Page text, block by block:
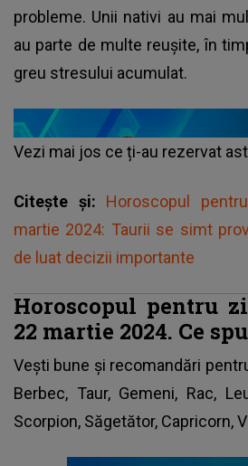
probleme. Unii nativi au mai
au parte de multe reușite, în
greu stresului acumulat.
Vezi mai jos ce ți-au rezervat
Citește și: Horoscopul
martie 2024: Taurii se simt
de luat decizii importante
Horoscopul pentru
22 martie 2024. Ce
Vești bune și recomandări
Berbec, Taur, Gemeni, Rac,
Scorpion, Săgetător, Capricorn,